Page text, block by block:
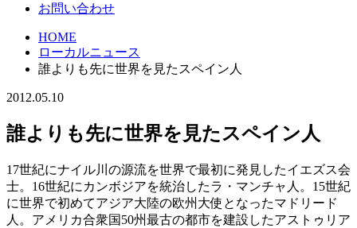
お問い合わせ
HOME
ローカルニュース
誰よりも先に世界を見たスペイン人
2012.05.10
誰よりも先に世界を見たスペイン人
17世紀にナイル川の源流を世界で最初に発見したイエズス会
士。16世紀にカンボジアを統治したラ・マンチャ人。15世紀
に世界で初めてアジア大陸の欧州大使となったマドリード
人。アメリカ合衆国50州最古の都市を建設したアストゥリア